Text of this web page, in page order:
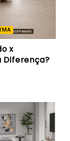
x
Diferença?